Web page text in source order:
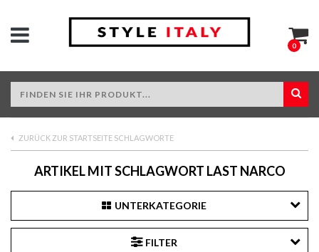
0
ZURÜCK ZUR STARTSEITE SCHLAGWORTE
ARTIKEL MIT SCHLAGWORT LAST NARCO
UNTERKATEGORIE
FILTER